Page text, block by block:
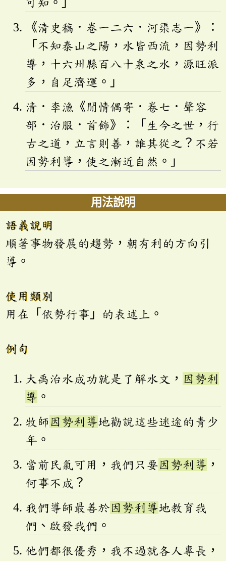
《清史稿．卷一二六．河渠志一》：
「不知泰山之陽，水皆西流，因勢利
導，十六州縣百八十泉之水，源旺派
多，自足濟運。」
清．李漁《閒情偶寄．卷七．聲容
部．治服．首飾》：「生今之世，行
古之道，立言則善，誰其從之？不若
因勢利導，使之漸近自然。」
用法說明
語義說明
順著事物發展的趨勢，朝有利的方向引
導。
使用類別
用在「依勢行事」的表述上。
例句
大禹治水成功就是了解水文， 因勢利
導 。
牧師 因勢利導地勸說這些迷途的青少
年。
當前民氣可用，我們只要因勢利導 ，
何事不成？
我們導師最善於因勢利導地教育我
們、啟發我們。
他們都很優秀，我不過就各人專長，